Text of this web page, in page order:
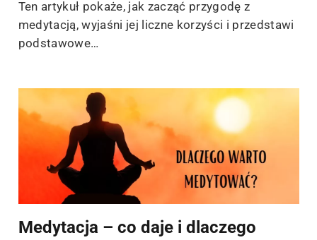
Ten artykuł pokaże, jak zacząć przygodę z
medytacją, wyjaśni jej liczne korzyści i przedstawi
podstawowe…
Medytacja – co daje i dlaczego